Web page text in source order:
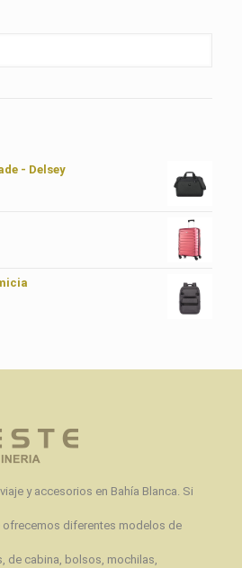
- Delsey
y accesorios en Bahía Blanca. Si
ofrecemos diferentes modelos de
de cabina, bolsos, mochilas,